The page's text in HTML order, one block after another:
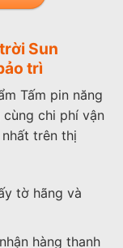
Sun
trì
Tấm pin năng
chi phí vận
trên thị
tờ hãng và
hàng thanh